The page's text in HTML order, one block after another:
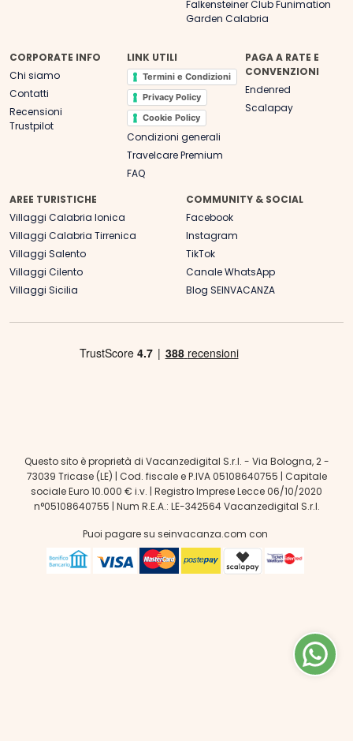
Falkensteiner Club Funimation
Garden Calabria
CORPORATE INFO
Chi siamo
Contatti
Recensioni
Trustpilot
LINK UTILI
Termini e Condizioni
Privacy Policy
Cookie Policy
Condizioni generali
Travelcare Premium
FAQ
PAGA A RATE E
CONVENZIONI
Endenred
Scalapay
AREE TURISTICHE
Villaggi Calabria Ionica
Villaggi Calabria Tirrenica
Villaggi Salento
Villaggi Cilento
Villaggi Sicilia
COMMUNITY & SOCIAL
Facebook
Instagram
TikTok
Canale WhatsApp
Blog SEINVACANZA
Questo sito è proprietà di Vacanzedigital S.r.l. - Via Bologna, 2 -
73039 Tricase (LE) | Cod. fiscale e P.IVA 05108640755 | Capitale
sociale Euro 10.000 € i.v. | Registro Imprese Lecce 06/10/2020
n°05108640755 | Num R.E.A.: LE-342564 Vacanzedigital S.r.l.
Puoi pagare su seinvacanza.com con